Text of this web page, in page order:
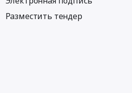
Разместить тендер